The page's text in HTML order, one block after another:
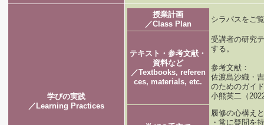
学びの実践
／Learning Practices
授業計画
／Class Plan
シラバスをご
テキスト・参考文献・
資料など
／Textbooks, referen
ces, materials, etc.
受講者の研究
する。
参考文献：
佐渡島沙織・
のためのガイ
⼩熊英⼆（
履修の心構え
・常に疑問を